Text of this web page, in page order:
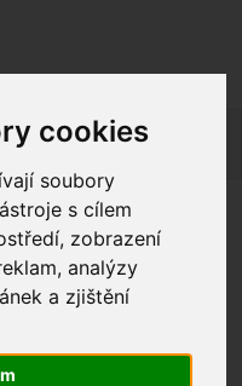
cookies
soubory
s cílem
zobrazení
analýzy
a zjištění
internetový obchod v
nyní nelze vyřídit.